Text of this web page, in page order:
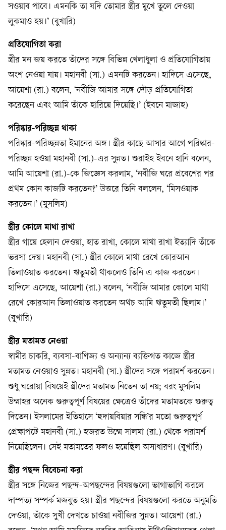
সওয়াব পাবে। এমনকি তা যদি তোমার স্ত্রীর মুখে তুলে দেওয়া
লুকমাও হয়।’ (বুখারি)
প্রতিযোগিতা করা
স্ত্রীর মন জয় করতে তাঁদের সঙ্গে বিভিন্ন খেলাধুলা ও প্রতিযোগিতায়
অংশ নেওয়া যায়। মহানবী (সা.) এমনটি করতেন। হাদিসে এসেছে,
আয়েশা (রা.) বলেন, ‘নবীজি আমার সঙ্গে দৌড় প্রতিযোগিতা
করেছেন এবং আমি তাঁকে হারিয়ে দিয়েছি।’ (ইবনে মাজাহ)
পরিষ্কার-পরিচ্ছন্ন থাকা
পরিষ্কার-পরিচ্ছন্নতা ইমানের অঙ্গ। স্ত্রীর কাছে আসার আগে পরিষ্কার-
পরিচ্ছন্ন হওয়া মহানবী (সা.)-এর সুন্নত। শুরাইহ ইবনে হানি বলেন,
আমি আয়েশা (রা.)-কে জিজ্ঞেস করলাম, ‘নবীজি ঘরে প্রবেশের পর
প্রথম কোন কাজটি করতেন?’ উত্তরে তিনি বললেন, ‘মিসওয়াক
করতেন।’ (মুসলিম)
স্ত্রীর কোলে মাথা রাখা
স্ত্রীর গায়ে হেলান দেওয়া, হাত রাখা, কোলে মাথা রাখা ইত্যাদি তাঁকে
ভরসা দেয়। মহানবী (সা.) স্ত্রীর কোলে মাথা রেখে কোরআন
তিলাওয়াত করতেন। ঋতুমতী থাকলেও তিনি এ কাজ করতেন।
হাদিসে এসেছে, আয়েশা (রা.) বলেন, ‘নবীজি আমার কোলে মাথা
রেখে কোরআন তিলাওয়াত করতেন অথচ আমি ঋতুমতী ছিলাম।’
(বুখারি)
স্ত্রীর মতামত নেওয়া
স্বামীর চাকরি, ব্যবসা-বাণিজ্য ও অন্যান্য ব্যক্তিগত কাজে স্ত্রীর
মতামত নেওয়াও সুন্নত। মহানবী (সা.) স্ত্রীদের সঙ্গে পরামর্শ করতেন।
শুধু ঘরোয়া বিষয়েই স্ত্রীদের মতামত নিতেন তা নয়; বরং মুসলিম
উম্মাহর অনেক গুরুত্বপূর্ণ বিষয়ের ক্ষেত্রেও তাঁদের মতামতকে গুরুত্ব
দিতেন। ইসলামের ইতিহাসে ‘হুদায়বিয়ার সন্ধি’র মতো গুরুত্বপূর্ণ
প্রেক্ষাপটে মহানবী (সা.) হজরত উম্মে সালমা (রা.) থেকে পরামর্শ
নিয়েছিলেন। সেই মতামতের ফলও হয়েছিল অসাধারণ। (বুখারি)
স্ত্রীর পছন্দ বিবেচনা করা
স্ত্রীর সঙ্গে নিজের পছন্দ-অপছন্দের বিষয়গুলো ভাগাভাগি করলে
দাম্পত্য সম্পর্ক মজবুত হয়। স্ত্রীর পছন্দের বিষয়গুলো করতে অনুমতি
দেওয়া, তাঁকে সুখী দেখতে চাওয়া নবীজির সুন্নত। আয়েশা (রা.)